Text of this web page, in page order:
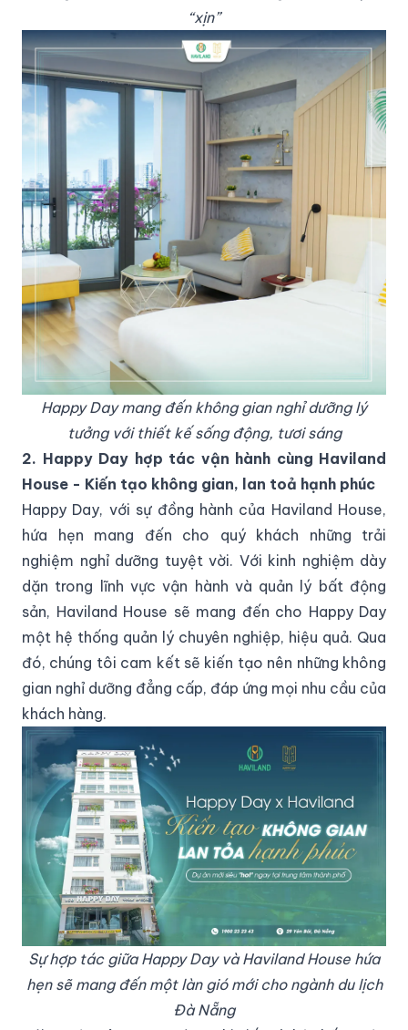
“xịn”
Happy Day mang đến không gian nghỉ dưỡng lý
tưởng với thiết kế sống động, tươi sáng
2. Happy Day hợp tác vận hành cùng Haviland
House - Kiến tạo không gian, lan toả hạnh phúc
Happy Day, với sự đồng hành của Haviland House,
hứa hẹn mang đến cho quý khách những trải
nghiệm nghỉ dưỡng tuyệt vời. Với kinh nghiệm dày
dặn trong lĩnh vực vận hành và quản lý bất động
sản, Haviland House sẽ mang đến cho Happy Day
một hệ thống quản lý chuyên nghiệp, hiệu quả. Qua
đó, chúng tôi cam kết sẽ kiến tạo nên những không
gian nghỉ dưỡng đẳng cấp, đáp ứng mọi nhu cầu của
khách hàng.
Sự hợp tác giữa Happy Day và Haviland House hứa
hẹn sẽ mang đến một làn gió mới cho ngành du lịch
Đà Nẵng